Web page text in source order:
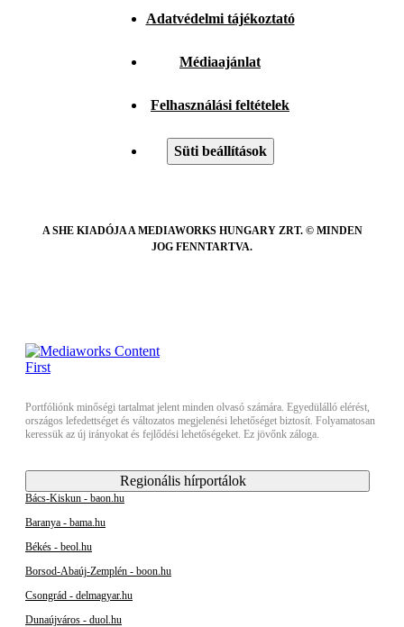
Adatvédelmi tájékoztató
Médiaajánlat
Felhasználási feltételek
Süti beállítások
A SHE KIADÓJA A MEDIAWORKS HUNGARY ZRT. © MINDEN
JOG FENNTARTVA.
Portfóliónk minőségi tartalmat jelent minden olvasó számára. Egyedülálló elérést,
országos lefedettséget és változatos megjelenési lehetőséget biztosít. Folyamatosan
keressük az új irányokat és fejlődési lehetőségeket. Ez jövőnk záloga.
Regionális hírportálok
Bács-Kiskun - baon.hu
Baranya - bama.hu
Békés - beol.hu
Borsod-Abaúj-Zemplén - boon.hu
Csongrád - delmagyar.hu
Dunaújváros - duol.hu